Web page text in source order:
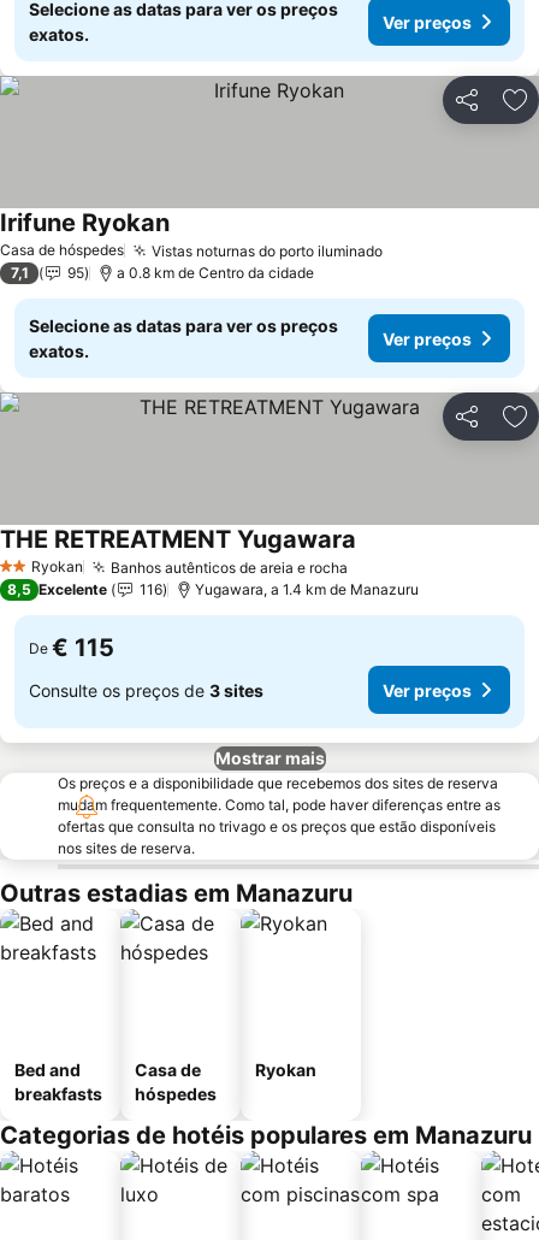
Selecione as datas para ver os preços
exatos.
Ver preços
Partilhar
Casa de hóspedes Vistas noturnas do porto iluminadoVer preços
Irifune RyokanVer preços
7,1 95 a 0.8 km de Centro da cidade
Selecione as datas para ver os preços
exatos.
Ver preços
Partilhar
2 Estrelas
Ryokan Banhos autênticos de areia e rocha
THE RETREATMENT Yugawara
8,5 Excelente 116 Yugawara, a 1.4 km de Manazuru
De € 115
Consulte os preços de 3 sites Ver preços
Mostrar mais
Os preços e a disponibilidade que recebemos dos sites de reserva
mudam frequentemente. Como tal, pode haver diferenças entre as
ofertas que consulta no trivago e os preços que estão disponíveis
nos sites de reserva.
Outras estadias em Manazuru
Bed and
breakfasts
Casa de
hóspedes
Ryokan
Categorias de hotéis populares em Manazuru